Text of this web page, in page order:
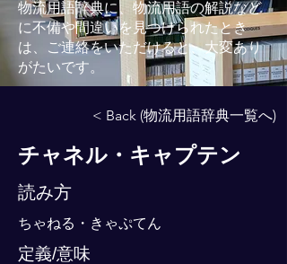
物流用語辞典に、物流用語の解説など
に不備や間違いを見つけられたとき
は、ご連絡をいただけると、大変あり
がたいです。
< Back (物流用語辞典一覧へ)
チャネル・キャプテン
読み方
ちゃねる・きゃぷてん
定義/意味